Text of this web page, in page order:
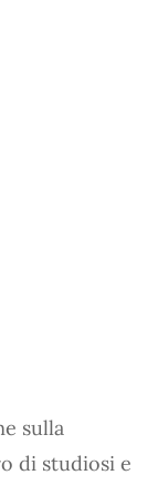
sulla
di studiosi e